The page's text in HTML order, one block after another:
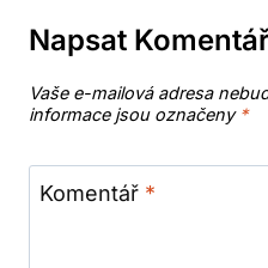
Napsat
Vaše e-mailová adresa
informace jsou označeny *
Komentář *